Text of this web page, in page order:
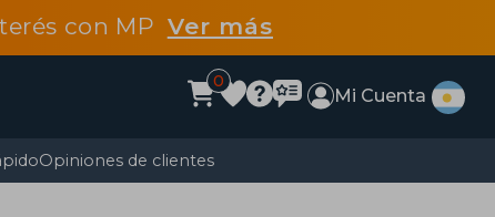
con MP Ver más
0
Mi Cuenta
Opiniones de clientes